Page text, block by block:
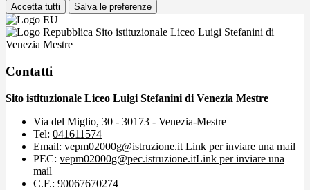
Accetta tutti Salva le preferenze
Sito istituzionale Liceo Luigi Stefanini di
Venezia Mestre
Contatti
Sito istituzionale Liceo Luigi Stefanini di Venezia Mestre
Via del Miglio, 30 - 30173 - Venezia-Mestre
Tel: 041611574
Email: vepm02000g@istruzione.it Link per inviare una mail
PEC: vepm02000g@pec.istruzione.itLink per inviare una
mail
C.F.: 90067670274